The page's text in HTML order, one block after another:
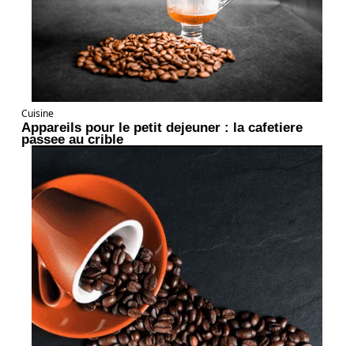
Cuisine
Appareils pour le petit dejeuner : la cafetiere
passee au crible